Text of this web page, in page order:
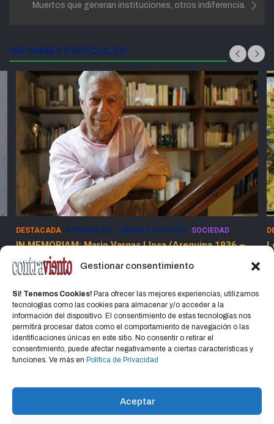
Gestionar consentimiento
Si! Tenemos Cookies! Para ofrecer las mejores experiencias, utilizamos
tecnologías como las cookies para almacenar y/o acceder a la
información del dispositivo. El consentimiento de estas tecnologías nos
permitirá procesar datos como el comportamiento de navegación o las
identificaciones únicas en este sitio. No consentir o retirar el
consentimiento, puede afectar negativamente a ciertas características y
funciones. Ve más en Política de Privacidad
Aceptar
Muertos que generan instituciones, otros indiferencia.
INFORMES ESPECIALES
DESTACADA ESPECIALES LIBROS Y AUTORES SOCIEDAD
IN MEMORIAM: Mario Vargas Llosa (Arequipa 1936 –
Lima 2025)
15 abril, 2025
Home Política de privacidad
CONTACTO